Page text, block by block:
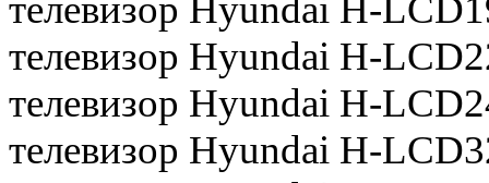
телевизор Hyundai H-
телевизор Hyundai H-
телевизор Hyundai H-
телевизор Hyundai H-